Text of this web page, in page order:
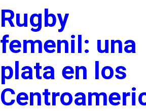
Rugby
femenil: una
plata en los